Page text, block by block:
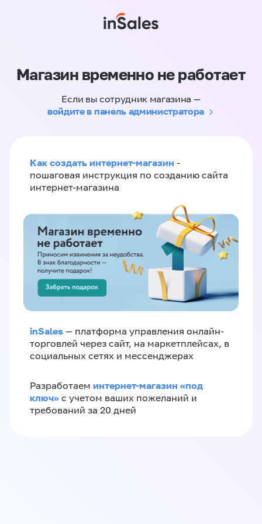
Магазин временно не работает
Если вы сотрудник магазина —
войдите в панель администратора
Как создать интернет-магазин -
пошаговая инструкция по созданию сайта
интернет-магазина
inSales — платформа управления онлайн-
торговлей через сайт, на маркетплейсах, в
социальных сетях и мессенджерах
Разработаем интернет-магазин «‎под
ключ»‎ с учетом ваших пожеланий и
требований за 20 дней